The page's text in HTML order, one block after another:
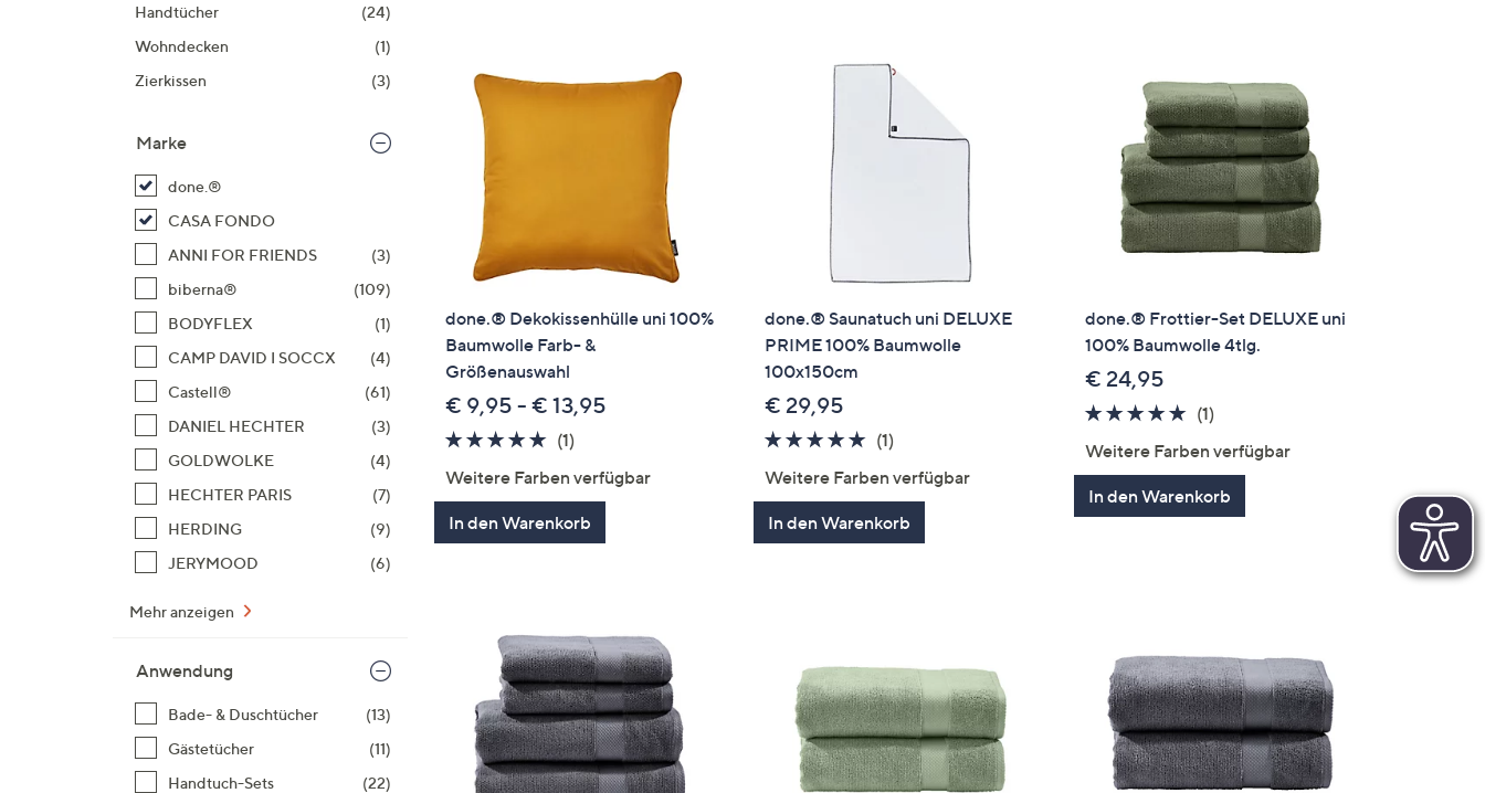
Geräten
nach
bzw.
rechts,
um
diese
anzuzeigen.
Handtücher
(24)
Wohndecken
(1)
Zierkissen
(3)
Marke
done.®
CASA FONDO
ANNI FOR FRIENDS
(3)
biberna®
(109)
BODYFLEX
(1)
CAMP DAVID I SOCCX
(4)
Castell®
(61)
DANIEL HECHTER
(3)
GOLDWOLKE
(4)
HECHTER PARIS
(7)
HERDING
(9)
JERYMOOD
(6)
Mehr anzeigen
Anwendung
Bade- & Duschtücher
(13)
Gästetücher
(11)
Handtuch-Sets
(22)
done.® Dekokissenhülle uni 100%
Baumwolle Farb- &
Größenauswahl
€ 9,95 - € 13,95
5.0
5
(1)1
Weitere Farben verfügbar
In den Warenkorb
done.® Saunatuch uni DELUXE
PRIME 100% Baumwolle
100x150cm
€ 29,95
5.0
5
(1)
Weitere Farben verfügbar
In den Warenkorb
done.® Frottier-Set DELUXE uni
100% Baumwolle 4tlg.
€ 24,95
5.0
5
(1)
Weitere Farben verfügbar
In den Warenkorb